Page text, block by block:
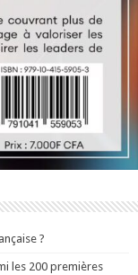
?
les 200 premières